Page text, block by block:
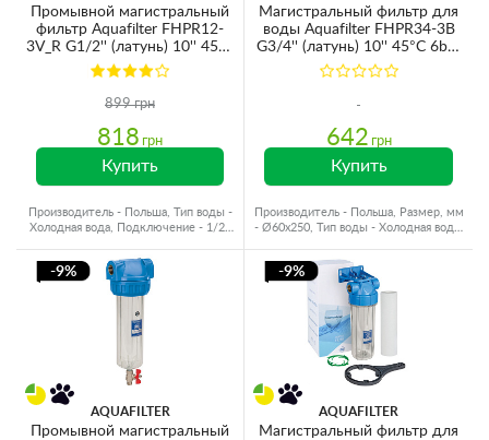
Промывной магистральный
фильтр Aquafilter FHPR12-
3V_R G1/2'' (латунь) 10'' 45°C
6bar без картриджа
899 грн
818 грн
Купить
Производитель - Польша, Тип воды -
Холодная вода, Подключение - 1/2",
Магистральный фильтр для
воды Aquafilter FHPR34-3B
G3/4'' (латунь) 10'' 45°C 6bar
(без картриджа)
642 грн
Купить
Производитель - Польша, Размер, мм
- Ø60x250, Тип воды - Холодная вода,
-9%
AQUAFILTER
Промывной магистральный
-9%
AQUAFILTER
Магистральный фильтр для